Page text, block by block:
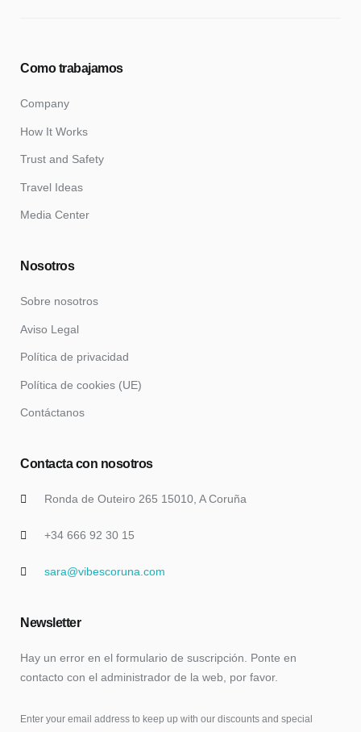
Como trabajamos
Company
How It Works
Trust and Safety
Travel Ideas
Media Center
Nosotros
Sobre nosotros
Aviso Legal
Política de privacidad
Política de cookies (UE)
Contáctanos
Contacta con nosotros
Ronda de Outeiro 265 15010, A Coruña
+34 666 92 30 15
sara@vibescoruna.com
Newsletter
Hay un error en el formulario de suscripción. Ponte en
contacto con el administrador de la web, por favor.
Enter your email address to keep up with our discounts and special